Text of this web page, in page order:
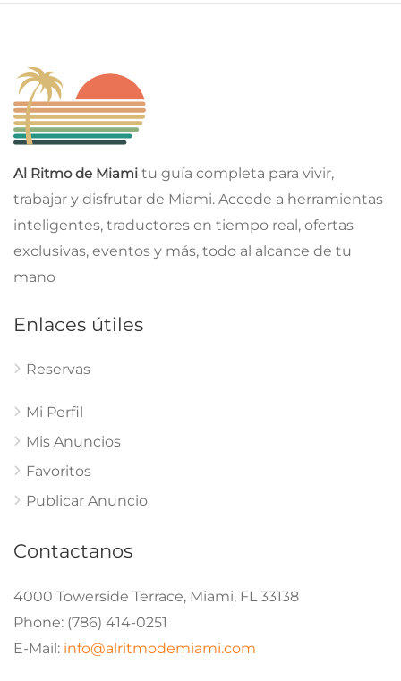
Al Ritmo de Miami tu guía completa para vivir,
trabajar y disfrutar de Miami. Accede a herramientas
inteligentes, traductores en tiempo real, ofertas
exclusivas, eventos y más, todo al alcance de tu
mano
Enlaces útiles
Reservas
Mi Perfil
Mis Anuncios
Favoritos
Publicar Anuncio
Contactanos
4000 Towerside Terrace, Miami, FL 33138
Phone: (786) 414-0251
E-Mail: info@alritmodemiami.com